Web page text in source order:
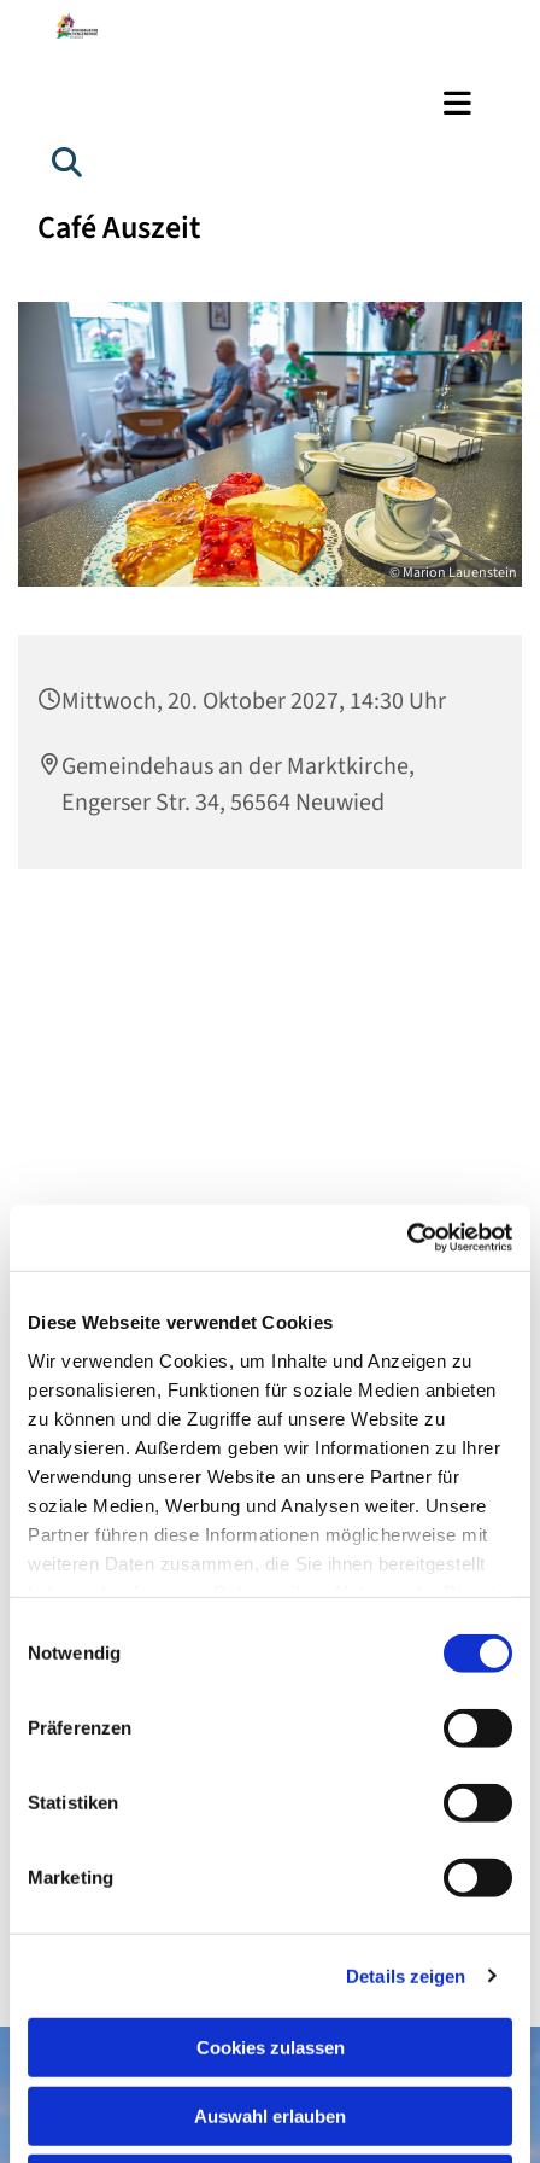
Diese Webseite verwendet Cookies
Wir verwenden Cookies, um Inhalte und Anzeigen zu
personalisieren, Funktionen für soziale Medien anbieten
zu können und die Zugriffe auf unsere Website zu
analysieren. Außerdem geben wir Informationen zu Ihrer
Verwendung unserer Website an unsere Partner für
soziale Medien, Werbung und Analysen weiter. Unsere
Partner führen diese Informationen möglicherweise mit
weiteren Daten zusammen, die Sie ihnen bereitgestellt
Notwendig
Präferenzen
Statistiken
Marketing
Details zeigen
Cookies zulassen
Auswahl erlauben
Café Auszeit
© Marion Lauenstein
Mittwoch, 20. Oktober 2027, 14:30 Uhr
Gemeindehaus an der Marktkirche,
Engerser Str. 34, 56564 Neuwied
Dies könnte Sie auch interessieren
Aktuelles
Gottesdienste
Gemeindegruß-Archiv